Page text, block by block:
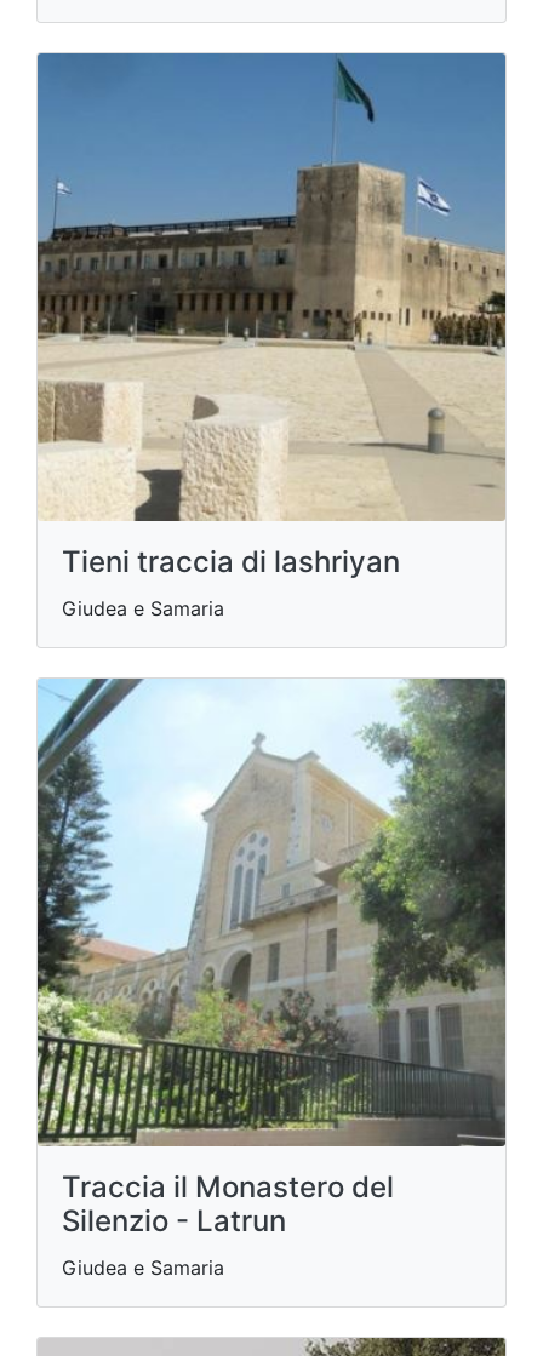
Tieni traccia di lashriyan
Giudea e Samaria
Traccia il Monastero del
Silenzio - Latrun
Giudea e Samaria